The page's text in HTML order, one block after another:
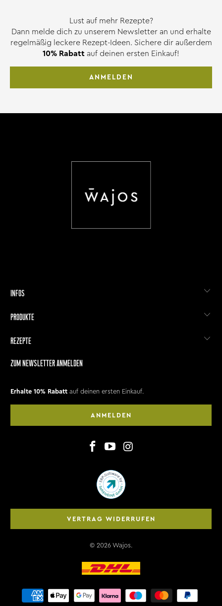
Lust auf mehr Rezepte?
Dann melde dich zu unserem Newsletter an und erhalte
regelmäßig leckere Rezept-Ideen. Sichere dir außerdem
10% Rabatt auf deinen ersten Einkauf!
ANMELDEN
INFOS
PRODUKTE
REZEPTE
ZUM NEWSLETTER ANMELDEN
Erhalte 10% Rabatt auf deinen ersten Einkauf.
ANMELDEN
VERTRAG WIDERRUFEN
© 2026 Wajos.